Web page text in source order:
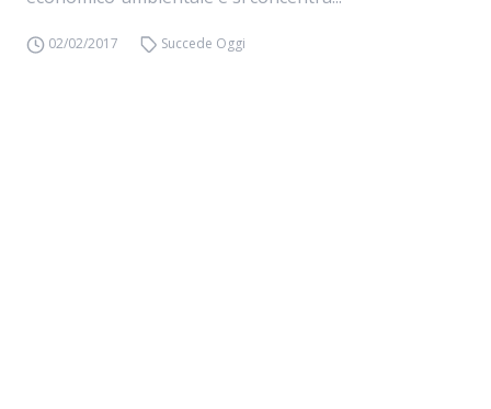
02/02/2017 Succede Oggi